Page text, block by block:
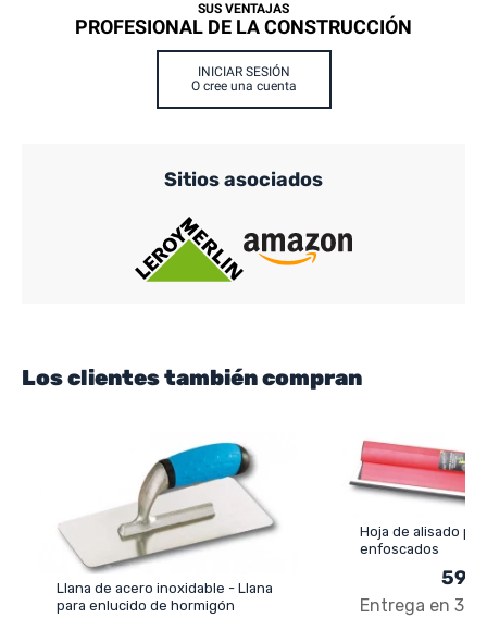
SUS VENTAJAS
PROFESIONAL DE LA CONSTRUCCIÓN
INICIAR SESIÓN
O cree una cuenta
Sitios asociados
Los clientes también compran
Llana de acero inoxidable - Llana
para enlucido de hormigón
Hoja de alisado
enfoscados
Entrega en 3 a